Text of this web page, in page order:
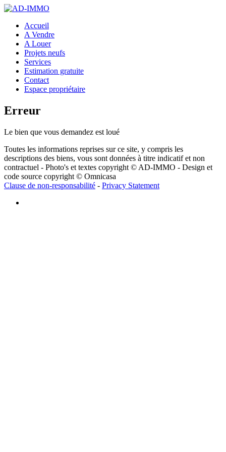
Accueil
A Vendre
A Louer
Projets neufs
Services
Estimation gratuite
Contact
Espace propriétaire
Erreur
Le bien que vous demandez est loué
Toutes les informations reprises sur ce site, y compris les
descriptions des biens, vous sont données à titre indicatif et non
contractuel - Photo's et textes copyright © AD-IMMO - Design et
code source copyright © Omnicasa
Clause de non-responsabilité - Privacy Statement